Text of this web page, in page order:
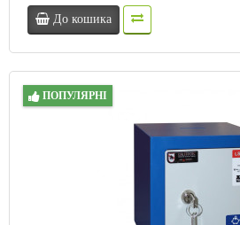
До кошика
ПОПУЛЯРНІ